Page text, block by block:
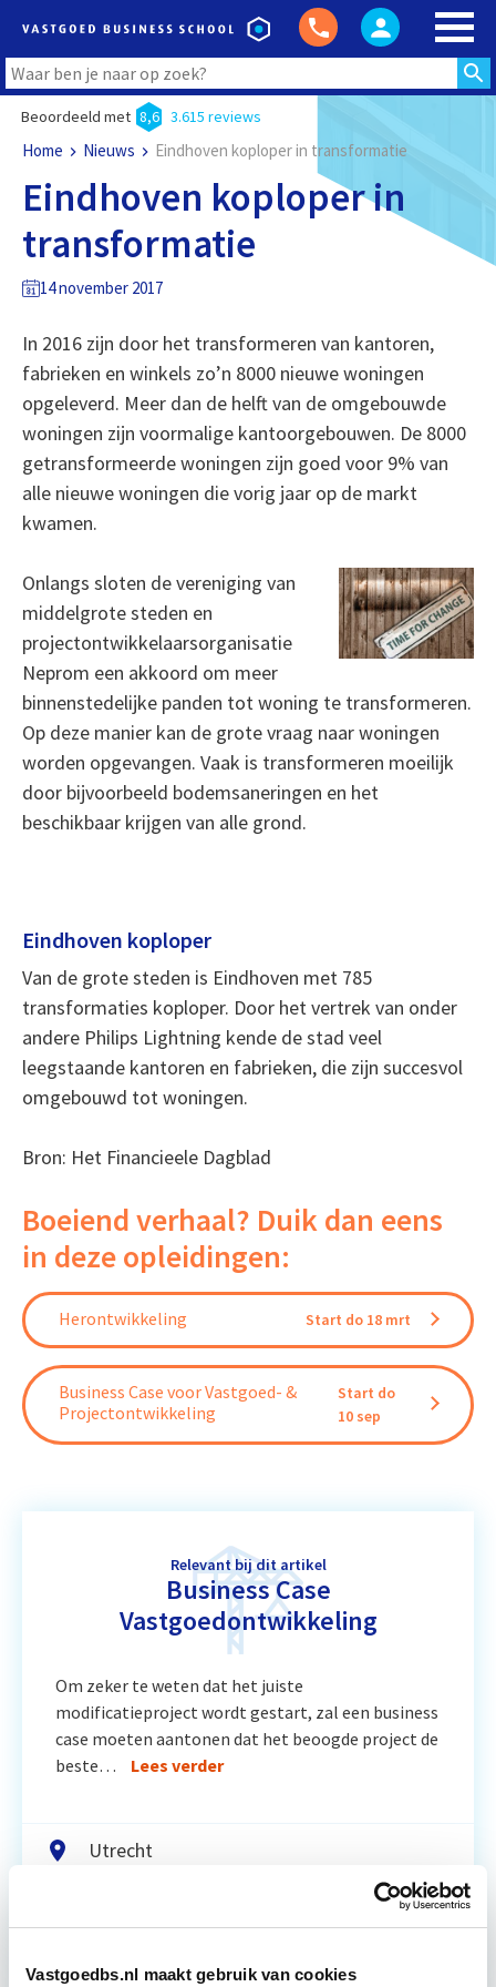
Vastgoedbs.nl maakt gebruik van cookies
Beoordeeld met 8,6 3.615 reviews
Home Nieuws Eindhoven koploper in transformatie
Eindhoven koploper in
transformatie
14 november 2017
In 2016 zijn door het transformeren van kantoren,
fabrieken en winkels zo’n 8000 nieuwe woningen
opgeleverd. Meer dan de helft van de omgebouwde
woningen zijn voormalige kantoorgebouwen. De 8000
getransformeerde woningen zijn goed voor 9% van
alle nieuwe woningen die vorig jaar op de markt
kwamen.
Onlangs sloten de vereniging van
middelgrote steden en
projectontwikkelaarsorganisatie
Neprom een akkoord om meer
binnenstedelijke panden tot woning te transformeren.
Op deze manier kan de grote vraag naar woningen
worden opgevangen. Vaak is transformeren moeilijk
door bijvoorbeeld bodemsaneringen en het
beschikbaar krijgen van alle grond.
Eindhoven koploper
Van de grote steden is Eindhoven met 785
transformaties koploper. Door het vertrek van onder
andere Philips Lightning kende de stad veel
leegstaande kantoren en fabrieken, die zijn succesvol
omgebouwd tot woningen.
Bron: Het Financieele Dagblad
Boeiend verhaal? Duik dan eens
in deze opleidingen:
Herontwikkeling Start do 18 mrt
Business Case voor Vastgoed- &
Projectontwikkeling
Start do
10 sep
Relevant bij dit artikel
Business Case
Vastgoedontwikkeling
Om zeker te weten dat het juiste
modificatieproject wordt gestart, zal een business
case moeten aantonen dat het beoogde project de
beste…
Lees verder
Utrecht